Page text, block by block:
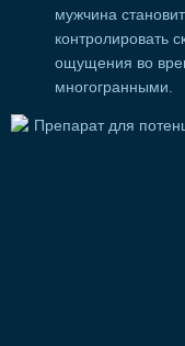
мужчина
контролировать
ощущения во
многогранными.